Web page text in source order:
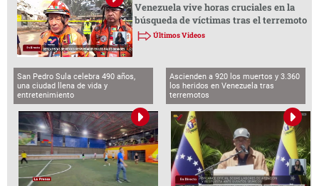
Venezuela vive horas cruciales en la
búsqueda de víctimas tras el terremoto
Últimos Videos
San Pedro Sula celebra 490 años,
una ciudad llena de vida y
entretenimiento
Ascienden a 920 los muertos y 3.360
los heridos en Venezuela tras
terremotos